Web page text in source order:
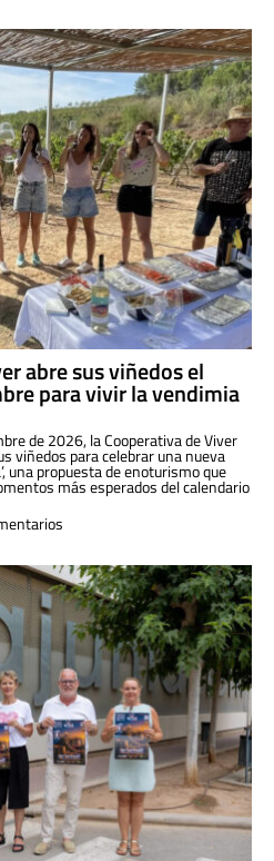
abre sus viñedos el
para vivir la vendimia
de 2026, la Cooperativa de Viver
viñedos para celebrar una nueva
una propuesta de enoturismo que
más esperados del calendario